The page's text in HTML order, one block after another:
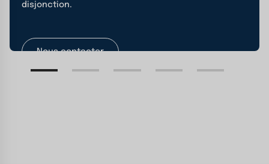
disjonction.
Nous contacter